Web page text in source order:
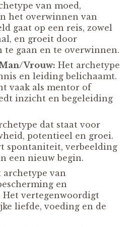
van moed,
het overwinnen van
gaat op een reis, zowel
en groeit door
te gaan en te overwinnen.
Vrouw: Het archetype
en leiding belichaamt.
vaak als mentor of
inzicht en begeleiding
dat staat voor
potentieel en groei.
spontaniteit, verbeelding
een nieuw begin.
archetype van
en
vertegenwoordigt
liefde, voeding en de